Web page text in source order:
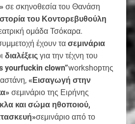
σε σκηνοθεσία του Θανάση
του Κοντορεβυθούλη
ομάδα Τσόκαρα.
έχουν τα σεμινάρια
διαλέξειςγια την τέχνη του
yourfuckin clown”workshopτης
«Εισαγωγή στην
σεμινάριο της Ειρήνης
και σώμα ηθοποιού,
σεμινάριο από το